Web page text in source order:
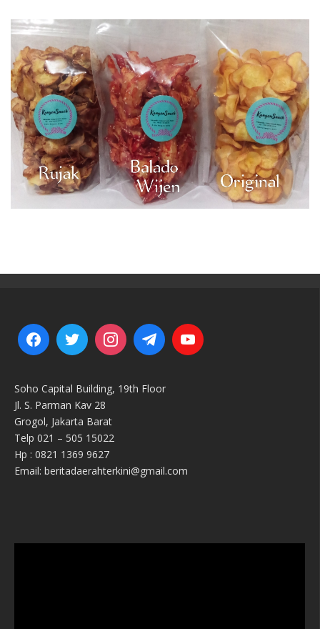
Soho Capital Building, 19th Floor
Jl. S. Parman Kav 28
Grogol, Jakarta Barat
Telp 021 – 505 15022
Hp : 0821 1369 9627
Email: beritadaerahterkini@gmail.com